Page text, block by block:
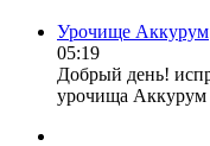
Урочище Аккурум
05:19
Добрый день!
урочища Аккурум